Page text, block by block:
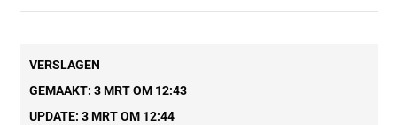
VERSLAGEN
GEMAAKT: 3 MRT OM 12:43
UPDATE: 3 MRT OM 12:44